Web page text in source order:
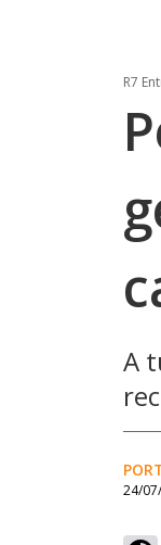
R7
A
24/